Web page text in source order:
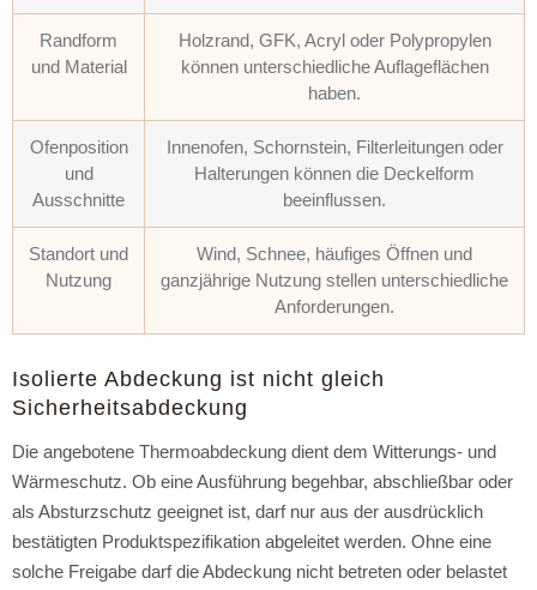
Randform
und Material
Holzrand, GFK, Acryl oder Polypropylen
können unterschiedliche Auflageflächen
haben.
Ofenposition
und
Ausschnitte
Innenofen, Schornstein, Filterleitungen oder
Halterungen können die Deckelform
beeinflussen.
Standort und
Nutzung
Wind, Schnee, häufiges Öffnen und
ganzjährige Nutzung stellen unterschiedliche
Anforderungen.
Isolierte Abdeckung ist nicht gleich
Sicherheitsabdeckung
Die angebotene Thermoabdeckung dient dem Witterungs- und
Wärmeschutz. Ob eine Ausführung begehbar, abschließbar oder
als Absturzschutz geeignet ist, darf nur aus der ausdrücklich
bestätigten Produktspezifikation abgeleitet werden. Ohne eine
solche Freigabe darf die Abdeckung nicht betreten oder belastet